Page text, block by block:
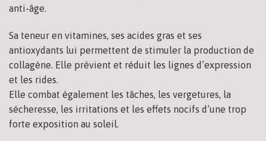
anti-âge.
Sa teneur en vitamines, ses acides gras et ses
antioxydants lui permettent de stimuler la production de
collagène. Elle prévient et réduit les lignes d’expression
et les rides.
Elle combat également les tâches, les vergetures, la
sécheresse, les irritations et les effets nocifs d’une trop
forte exposition au soleil.